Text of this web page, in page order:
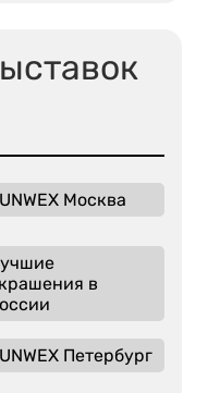
Москва
в
Петербург